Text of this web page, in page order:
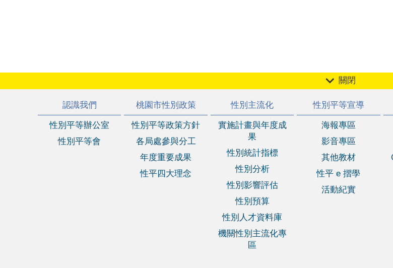
關閉
認識我們
性別平等辦公室
性別平等會
桃園市性別政策
性別平等政策方針
各局處參與分工
年度重要成果
性平四大理念
性別主流化
實施計畫與年度成
果
性別統計指標
性別分析
性別影響評估
性別預算
性別人才資料庫
機關性別主流化專
區
性別平等宣導
海報專區
影音專區
其他教材
性平 e 摺學
活動紀實